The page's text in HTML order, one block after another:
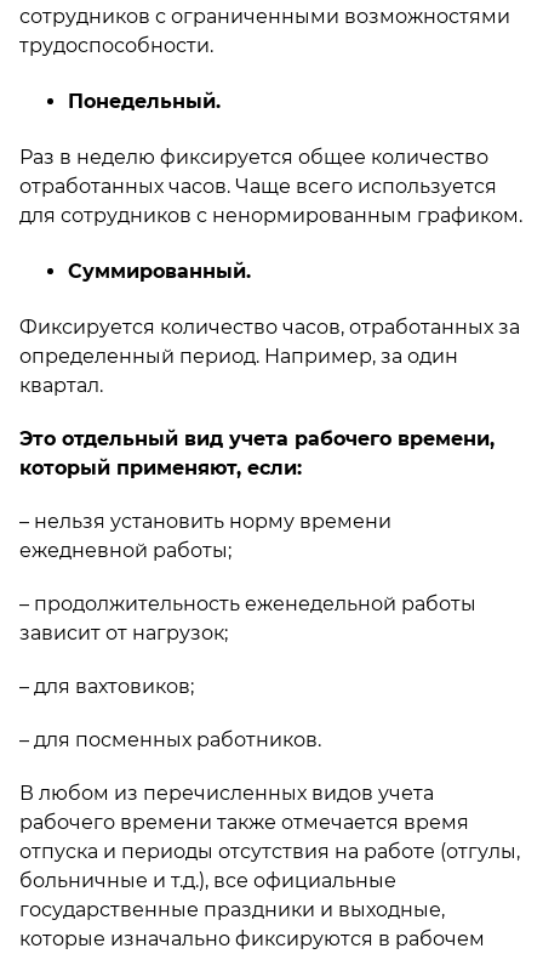
сотрудников с ограниченными возможностями
трудоспособности.
Понедельный.
Раз в неделю фиксируется общее количество
отработанных часов. Чаще всего используется
для сотрудников с ненормированным графиком.
Суммированный.
Фиксируется количество часов, отработанных за
определенный период. Например, за один
квартал.
Это отдельный вид учета рабочего времени,
который применяют, если:
– нельзя установить норму времени
ежедневной работы;
– продолжительность еженедельной работы
зависит от нагрузок;
– для вахтовиков;
– для посменных работников.
В любом из перечисленных видов учета
рабочего времени также отмечается время
отпуска и периоды отсутствия на работе (отгулы,
больничные и т.д.), все официальные
государственные праздники и выходные,
которые изначально фиксируются в рабочем